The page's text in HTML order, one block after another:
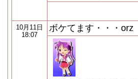
10月11日
18:07
ボケてます・・・orz